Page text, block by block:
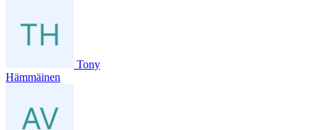
Tony
Hämmäinen